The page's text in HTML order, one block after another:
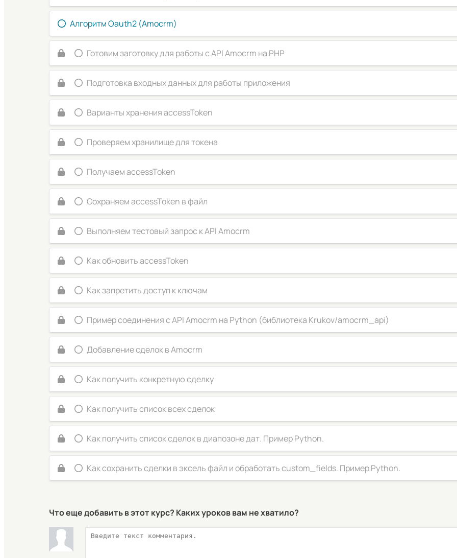
Алгоритм Oauth2 (Amocrm)
Готовим заготовку для работы с API Amocrm на PHP
Подготовка входных данных для работы приложения
Варианты хранения accessToken
Проверяем хранилище для токена
Получаем accessToken
Сохраняем accessToken в файл
Выполняем тестовый запрос к API Amocrm
Как обновить accessToken
Как запретить доступ к ключам
Пример соединения с API Amocrm на Python (библиотека Krukov/amocrm_api)
Добавление сделок в Amocrm
Как получить конкретную сделку
Как получить список всех сделок
Как получить список сделок в диапозоне дат. Пример Python.
Как сохранить сделки в эксель файл и обработать custom_fields. Пример Python.
Что еще добавить в этот курс? Каких уроков вам не хватило?